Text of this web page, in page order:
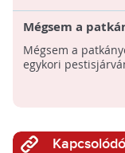
Mégsem a
Mégsem a
egykori
Kapcsolódó